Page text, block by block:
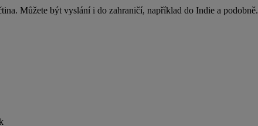
Můžete být vyslání i do zahraničí, například do Indie a podobně.